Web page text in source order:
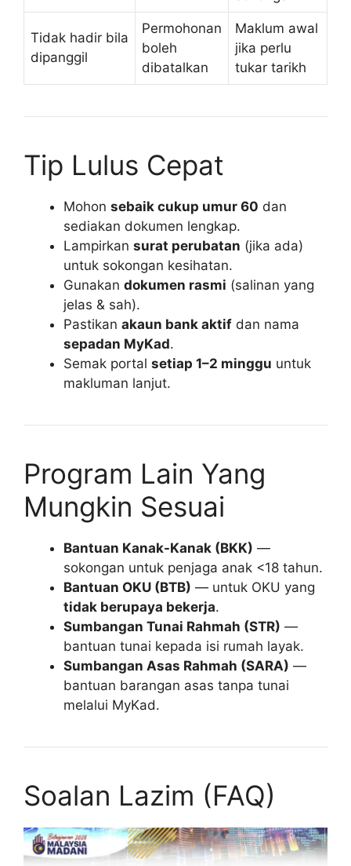
Tidak hadir bila
dipanggil
Permohonan
boleh
dibatalkan
Maklum awal
jika perlu
tukar tarikh
Tip Lulus Cepat
Mohon sebaik cukup umur 60 dan
sediakan dokumen lengkap.
Lampirkan surat perubatan (jika ada)
untuk sokongan kesihatan.
Gunakan dokumen rasmi (salinan yang
jelas & sah).
Pastikan akaun bank aktif dan nama
sepadan MyKad.
Semak portal setiap 1–2 minggu untuk
makluman lanjut.
Program Lain Yang
Mungkin Sesuai
Bantuan Kanak-Kanak (BKK) —
sokongan untuk penjaga anak <18 tahun.
Bantuan OKU (BTB) — untuk OKU yang
tidak berupaya bekerja.
Sumbangan Tunai Rahmah (STR) —
bantuan tunai kepada isi rumah layak.
Sumbangan Asas Rahmah (SARA) —
bantuan barangan asas tanpa tunai
melalui MyKad.
Soalan Lazim (FAQ)